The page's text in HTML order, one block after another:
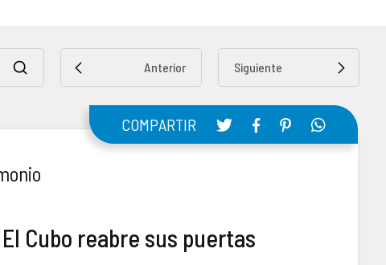
Anterior Siguiente
COMPARTIR
Cubo reabre sus puertas